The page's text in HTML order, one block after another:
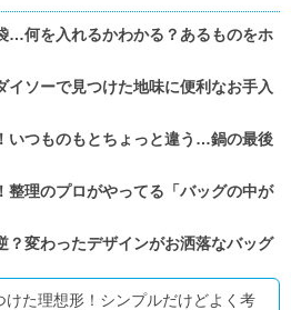
…何を入れるかわかる？あるものをホ
ソーで見つけた地味に便利なお手入
いつものもとちょっと違う…鍋の最後
整理のプロがやってる「バッグの中が
変わったデザインがお洒落なバッグ
けた理想形！シンプルだけどよく考